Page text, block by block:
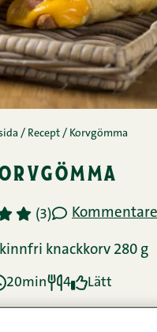
/ Recept / Korvgömma
4 5 (3)
knackkorv 280 g
20min 4 Lätt